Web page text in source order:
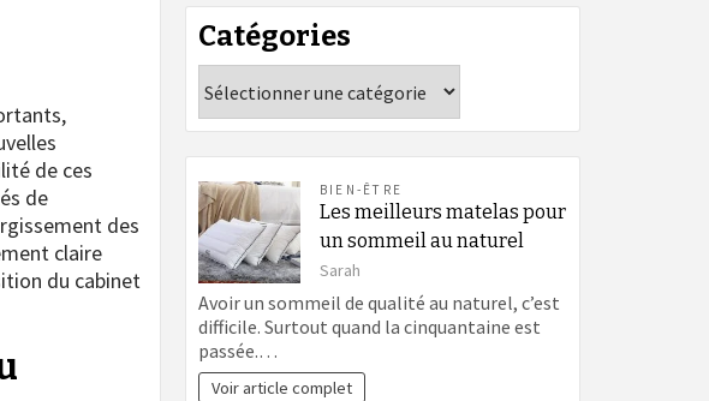
de ces
de
des
claire
du cabinet
Catégories
BIEN-ÊTRE
Les meilleurs matelas pour
un sommeil au naturel
Sarah
Avoir un sommeil de qualité au naturel, c’est
difficile. Surtout quand la cinquantaine est
passée.…
Voir article complet